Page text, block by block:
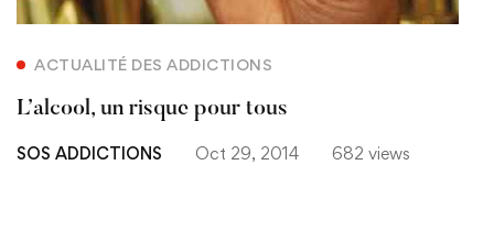
ACTUALITÉ DES ADDICTIONS
L’alcool, un risque pour tous
SOS ADDICTIONS Oct 29, 2014 682 views